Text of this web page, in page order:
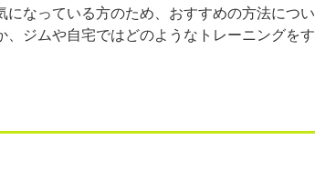
なっている方のため、おすすめの方法につ
ジムや自宅ではどのようなトレーニングを